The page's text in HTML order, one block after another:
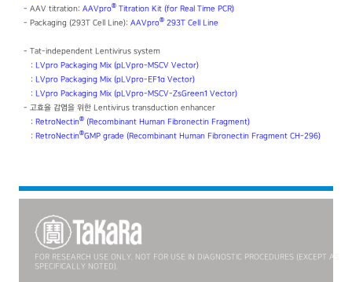
- AAV titration: AAVpro® Titration Kit (for Real Time PCR)
- Packaging (293T Cell Line): AAVpro® 293T Cell Line
- Tat-independent Lentivirus system
: LVpro Packaging Mix (pLVpro-MSCV Vector)
: LVpro Packaging Mix (pLVpro-EF1α Vector)
: LVpro Packaging Mix (pLVpro-MSCV-ZsGreen1 Vector)
- 고효율 감염을 위한 Lentivirus transduction enhancer
: RetroNectin® (Recombinant Human Fibronectin Fragment)
: RetroNectin®GMP grade (Recombinant Human Fibronectin Fragment CH-296)
FOR RESEARCH USE ONLY. NOT FOR USE IN DIAGNOSTIC PROCEDURES (EXCEPT AS
SPECIFICALLY NOTED).